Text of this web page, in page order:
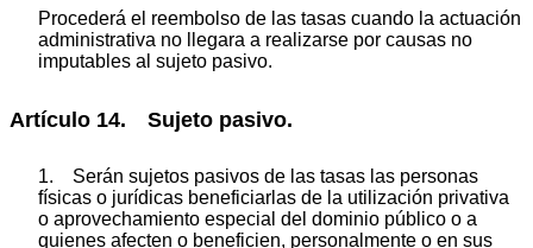
Procederá el reembolso de las tasas cuando la actuación
administrativa no llegara a realizarse por causas no
imputables al sujeto pasivo.
Artículo 14. Sujeto pasivo.
1. Serán sujetos pasivos de las tasas las personas
físicas o jurídicas beneficiarlas de la utilización privativa
o aprovechamiento especial del dominio público o a
quienes afecten o beneficien, personalmente o en sus